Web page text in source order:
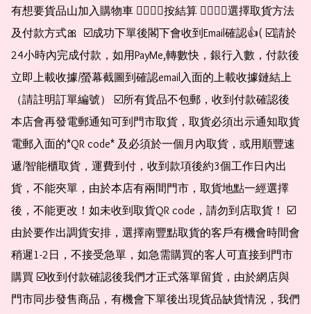
有想要貨品山加入購物車 👉🏻👉🏻按結算 👉🏻👉🏻選擇取貨方法
及付款方式🎀  ☑️成功下單後閣下會收到Email確認👍( ☑️請於
24小時內完成付款，如用PayMe,轉數快，銀行入數，付款後
立即上載收據/螢幕截圖到確認email入面的上載收據鏈結上
（請註明訂單編號） ☑️所有貨品不包郵，收到付款確認後
本店會再發電郵通知可到門市取貨，取貨必須出示通知取貨
電郵入面的*QR code* 及必須於一個月內取貨，或用順豐速
遞/智能櫃取貨，運費到付，收到款項後約3個工作日內出
貨，不能夾單，由於本店有兩間門市，取貨地點一經選擇
後，不能更改！如未收到取貨QR code，請勿到店取貨！ ☑️
由於要作出調貨安排，選擇南豐點取貨的客戶有機會時間會
稍遲1-2日，不接受急單，如急需購買的客人可直接到門市
購買 ☑️收到付款確認後我們才正式落單留貨，由於網店與
門市同步發售商品，有機會下單後出現貨品缺貨情況，我們